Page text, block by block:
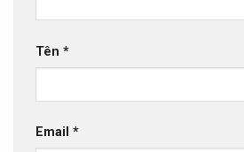
Tên *
Email *